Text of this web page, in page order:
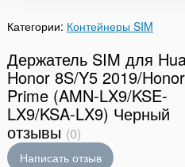
Категории: Контейнеры SIM
Держатель SIM для
Honor 8S/Y5 2019/
Prime (AMN-LX9/KSE-
LX9/KSA-LX9) Черный
отзывы (0)
Написать отзыв